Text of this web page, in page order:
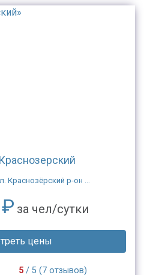
Краснозёрский р-он ...
₽ за чел/сутки
цены
5/ 5 (7 отзывов)